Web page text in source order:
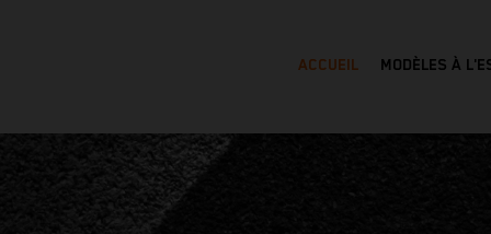
ACCUEIL MODÈLES À